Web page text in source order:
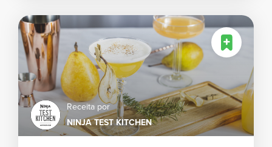
Receita por
NINJA TEST KITCHEN